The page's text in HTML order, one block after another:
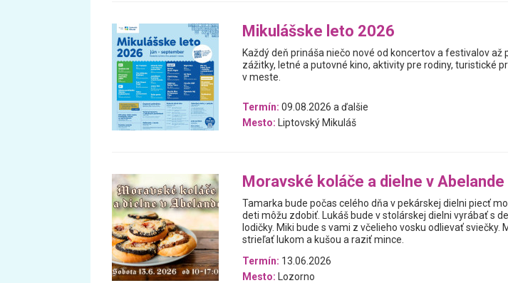
Mikulášske leto 2026
Každý deň prináša niečo nové od koncertov a festivalov až
zážitky, letné a putovné kino, aktivity pre rodiny, turistické
v meste.
Termín: 09.08.2026 a ďalšie
Mesto: Liptovský Mikuláš
Moravské koláče a dielne v Abelande
Tamarka bude počas celého dňa v pekárskej dielni piecť
deti môžu zdobiť. Lukáš bude v stolárskej dielni vyrábať s
lodičky. Miki bude s vami z včelieho vosku odlievať sviečky.
strieľať lukom a kušou a raziť mince.
Termín: 13.06.2026
Mesto: Lozorno